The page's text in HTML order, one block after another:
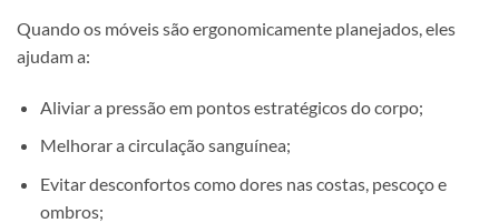
Quando os móveis são ergonomicamente planejados, eles
ajudam a:
Aliviar a pressão em pontos estratégicos do corpo;
Melhorar a circulação sanguínea;
Evitar desconfortos como dores nas costas, pescoço e
ombros;